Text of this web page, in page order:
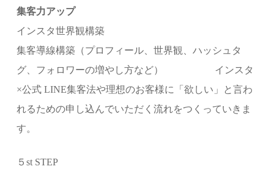
集客力アップ
インスタ世界観構築
集客導線構築（プロフィール、世界観、ハッシュタ
グ、フォロワーの増やし方など） インスタ
×公式 LINE集客法や理想のお客様に「欲しい」と言わ
れるための申し込んでいただく流れをつくっていきま
す。
５st STEP